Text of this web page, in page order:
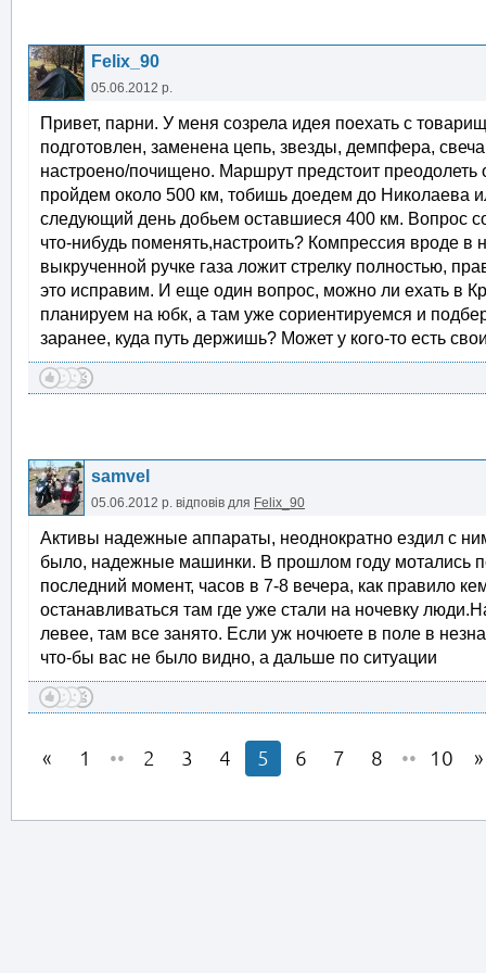
Felix_90
05.06.2012 р.
Привет, парни. У меня созрела идея поехать с
подготовлен, заменена цепь, звезды, демпфера,
настроено/почищено. Маршрут предстоит
пройдем около 500 км, тобишь доедем до Николаева
следующий день добьем оставшиеся 400 км. Вопрос
что-нибудь поменять,настроить? Компрессия вроде
выкрученной ручке газа ложит стрелку полностью,
это исправим. И еще один вопрос, можно ли ехать в
планируем на юбк, а там уже сориентируемся и
заранее, куда путь держишь? Может у кого-то есть
samvel
05.06.2012 р. відповів для Felix_90
Активы надежные аппараты, неоднократно ездил с
было, надежные машинки. В прошлом году мотались
последний момент, часов в 7-8 вечера, как правило
останавливаться там где уже стали на ночевку
левее, там все занято. Если уж ночюете в поле в
что-бы вас не было видно, а дальше по ситуации
1 •• 2 3 4 5 6 7 8 •• 10